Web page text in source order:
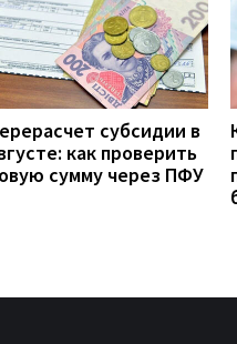
субсидии в
как проверить
сумму через ПФУ